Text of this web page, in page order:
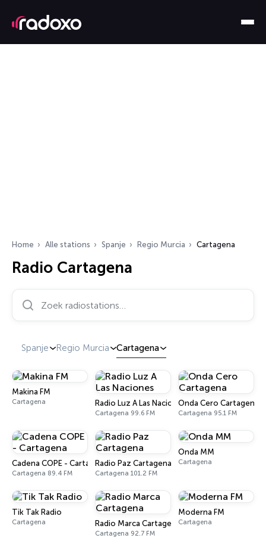
Home Alle stations Spanje Regio Murcia Cartagena
Radio Cartagena
Zoek radiostations…
Spanje Regio Murcia Cartagena
Makina FM
Cartagena Radio Luz A Las Naciones
Cartagena 99.6 FM
Onda Cero Cartagena
Cartagena 95.1 FM
Cadena COPE - Cartagena
Cartagena 89.4 FM
Radio Paz Cartagena
Cartagena 101.2 FM
Onda MM
Cartagena
Tik Tak Radio
Cartagena Radio Marca Cartagena
Cartagena 92.7 FM
Moderna FM
Cartagena